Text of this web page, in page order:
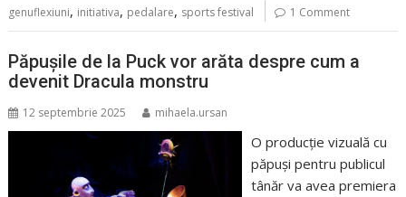
genuflexiuni, initiativa, pedalare, sports festival 1 Comment
Păpușile de la Puck vor arăta despre cum a
devenit Dracula monstru
12 septembrie 2025 mihaela.ursan
O producție vizuală cu
păpuși pentru publicul
tânăr va avea premiera